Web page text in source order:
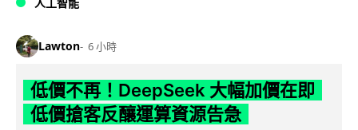
Lawton 6 小時
低價不再！DeepSeek 大幅加價在即
低價搶客反釀運算資源告急